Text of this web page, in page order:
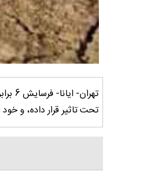
تحت تاثیر قرار داده، و